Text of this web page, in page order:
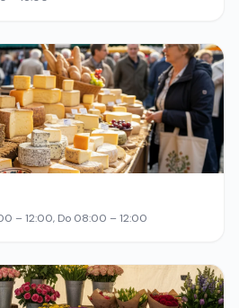
– 12:00, Do 08:00 – 12:00